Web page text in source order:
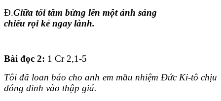
Đ.Giữa tối tăm bừng lên một ánh sáng
chiếu rọi kẻ ngay lành.
Bài đọc 2: 1 Cr 2,1-5
Tôi đã loan báo cho anh em mầu nhiệm Đức Ki-tô chịu
đóng đinh vào thập giá.